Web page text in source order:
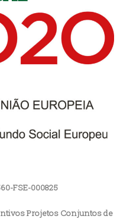
FSE-000825
Projetos Conjuntos de